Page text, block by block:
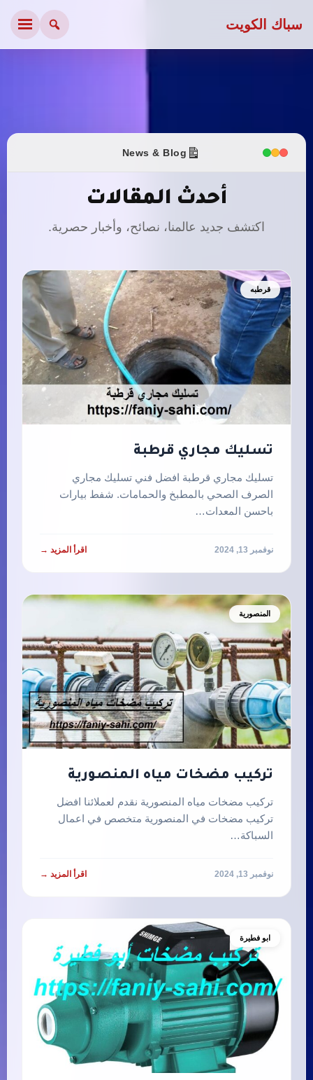
سباك الكويت
News & Blog
أحدث المقالات
اكتشف جديد عالمنا، نصائح، وأخبار حصرية.
قرطبه
تسليك مجاري قرطبة
تسليك مجاري قرطبة افضل فني تسليك مجاري
الصرف الصحي بالمطبخ والحمامات. شفط بيارات
باحسن المعدات…
نوفمبر 13, 2024 اقرأ المزيد →
المنصورية
تركيب مضخات مياه المنصورية
تركيب مضخات مياه المنصورية نقدم لعملائنا افضل
تركيب مضخات في المنصورية متخصص في اعمال
السباكة…
نوفمبر 13, 2024 اقرأ المزيد →
ابو فطيرة